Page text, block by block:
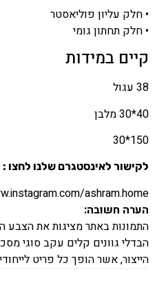
• חלק עליון פוליאסטר
• חלק תחתון גומי
קיים במידות
38 עגול
40*30 מלבן
150*30
לקישור לאינסטגרם שלנו לחצו :
ashram.home/
הערה חשובה:
התמונות באתר מציגות את הצבע
הבדלי גוונים קלים עקב סוגי
הייצור, אשר הופך כל פריט